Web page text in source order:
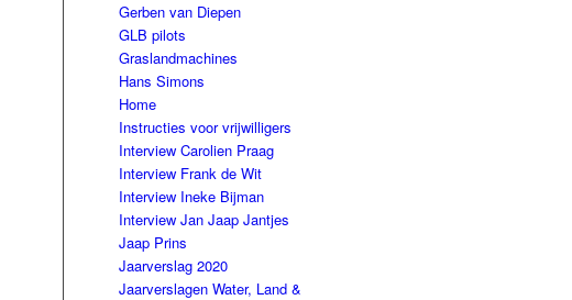
Gerben van Diepen
GLB pilots
Graslandmachines
Hans Simons
Home
Instructies voor vrijwilligers
Interview Carolien Praag
Interview Frank de Wit
Interview Ineke Bijman
Interview Jan Jaap Jantjes
Jaap Prins
Jaarverslag 2020
Jaarverslagen Water, Land &